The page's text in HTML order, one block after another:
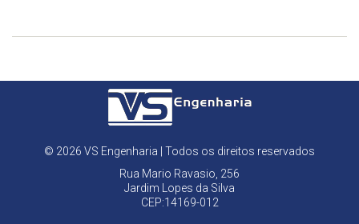
© 2026 VS Engenharia | Todos os direitos reservados
Rua Mario Ravasio, 256
Jardim Lopes da Silva
CEP:14169-012